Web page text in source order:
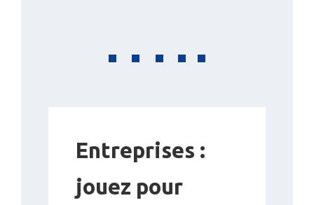
Entreprises :
jouez pour